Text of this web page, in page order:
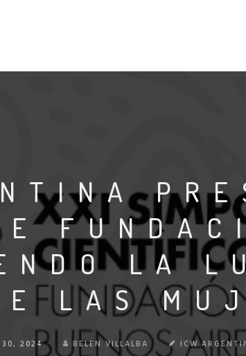
LA
LAS
30, 2024 BELEN VILLALBA ICW